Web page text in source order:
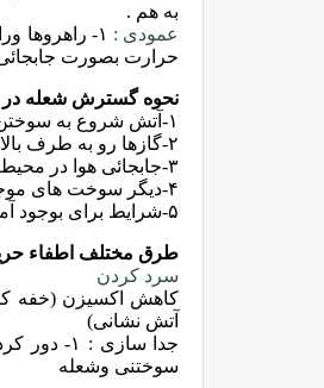
به هم .
عمودی :
حرارت بصورت
نحوه گسترش شعله
۱-آتش شروع به سوختن می نماید
۲-گازها رو به طرف بالا حرکت می نمایند و شکل
۳-جابجائی هوا در محیط انجام و حالت قارچی شکل بوجود می آید
۴-دیگر سوخت های موجود در محیط شروع به تولید گازهای قابل اشتعال می نمایند
۵-شرایط برای بوجود آمدن فلش آور محیا می گردد.
طرق مختلف اطفاء
سرد کردن
کاهش اکسیزن (خفه
آتش نشانی)
جدا سازی : ۱- دور کردن ماده سوختنی از شعله . ۲- دور کردن
سوختنی وشعله